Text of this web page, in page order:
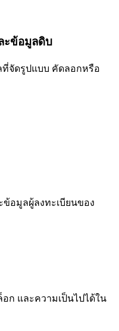
ะข้อมูลดิบ
จัดรูปแบบ คัดลอกหรือ
ข้อมูลผู้ลงทะเบียนของ
ก และความเป็นไปได้ใน